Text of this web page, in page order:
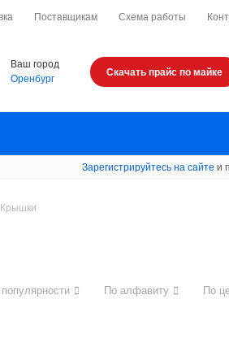
Поставщикам Схема работы
Ваш город
Оренбург
Скачать прайс по майке
Зарегистрируйтесь на сайте и
Крышки
По алфавиту По